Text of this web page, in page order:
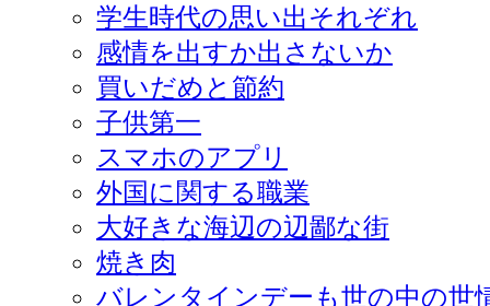
学生時代の思い出それぞれ
感情を出すか出さないか
買いだめと節約
子供第一
スマホのアプリ
外国に関する職業
大好きな海辺の辺鄙な街
焼き肉
バレンタインデーも世の中の世